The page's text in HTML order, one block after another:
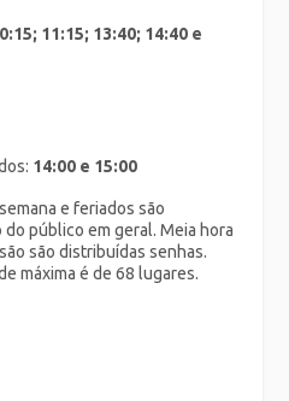
11:15; 13:40; 14:40 e
14:00 e 15:00
e feriados são
público em geral. Meia hora
são distribuídas senhas.
máxima é de 68 lugares.